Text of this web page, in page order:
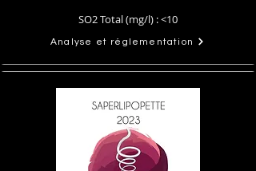
SO2 Total (mg/l) : <10
Analyse et réglementation